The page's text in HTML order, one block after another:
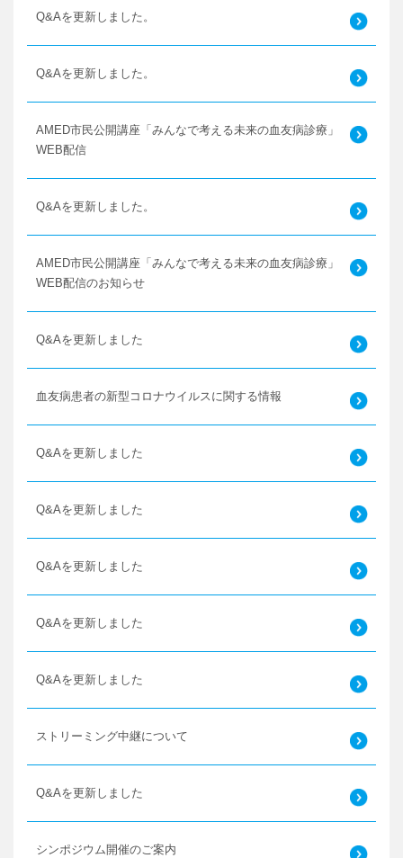
Q&Aを更新しました。
Q&Aを更新しました。
AMED市民公開講座「みんなで考える未来の血友病診療」
WEB配信
Q&Aを更新しました。
AMED市民公開講座「みんなで考える未来の血友病診療」
WEB配信のお知らせ
Q&Aを更新しました
血友病患者の新型コロナウイルスに関する情報
Q&Aを更新しました
Q&Aを更新しました
Q&Aを更新しました
Q&Aを更新しました
Q&Aを更新しました
ストリーミング中継について
Q&Aを更新しました
シンポジウム開催のご案内